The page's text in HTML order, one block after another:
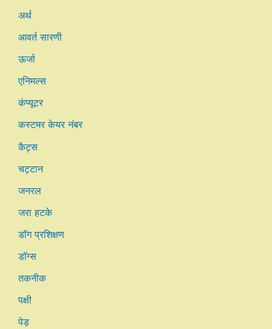
अर्थ
आवर्त सारणी
ऊर्जा
एनिमल्स
कंप्यूटर
कस्टमर केयर नंबर
कैट्स
चट्टान
जनरल
जरा हटके
डॉग प्रशिक्षण
डॉग्स
तकनीक
पक्षी
पेड़